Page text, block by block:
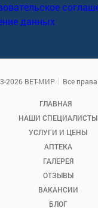
данных
2026 ВЕТ-МИР Все
ГЛАВНАЯ
НАШИ СПЕЦИАЛИСТЫ
УСЛУГИ И ЦЕНЫ
АПТЕКА
ГАЛЕРЕЯ
ОТЗЫВЫ
ВАКАНСИИ
БЛОГ